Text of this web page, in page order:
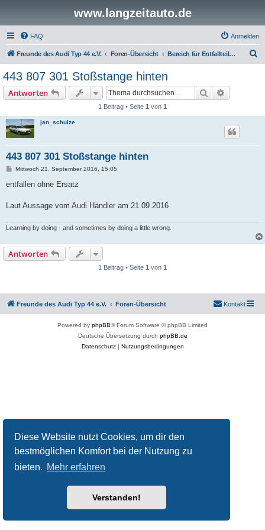
Diese Website nutzt Cookies, um dir den
bestmöglichen Komfort bei der Nutzung zu
bieten. Mehr erfahren
Verstanden!
www.langzeitauto.de
FAQ Anmelden
Freunde des Audi Typ 44 e.V. Foren-Übersicht Bereich für Entfallteile ( e.o.e )
443 807 301 Stoßstange hinten
Antworten Suche
1 Beitrag • Seite 1 von 1
jan_schulze
443 807 301 Stoßstange hinten
B
i
a
Mittwoch 21. September 2016, 15:05
entfallen ohne Ersatz
Laut Aussage vom Audi Händler am 21.09.2016
Learning by doing - and sometimes by doing a little wrong.
Antworten
1 Beitrag • Seite 1 von 1
Freunde des Audi Typ 44 e.V. Foren-Übersicht Kontakt
Powered by phpBB® Forum Software © phpBB Limited
Deutsche Übersetzung durch phpBB.de
Datenschutz| Nutzungsbedingungen